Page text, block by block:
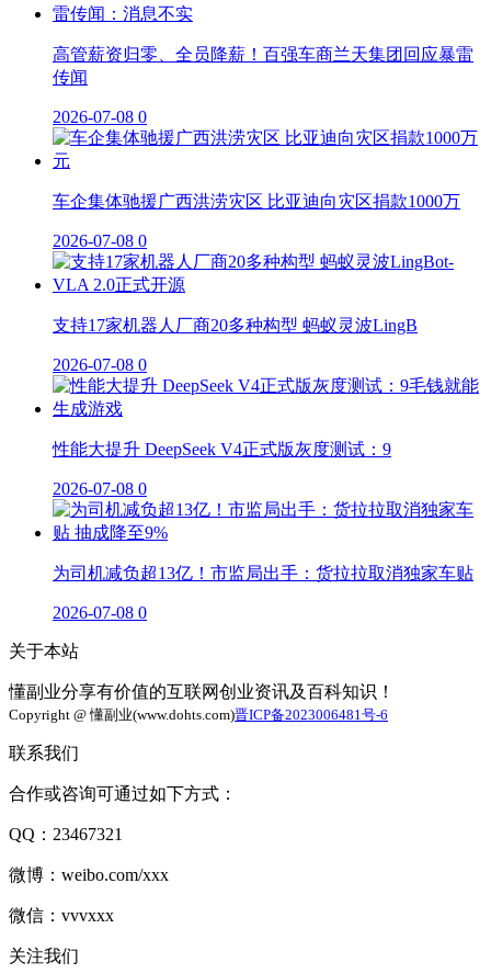
高管薪资归零、全员降薪！百强车商兰天集团回应暴雷
传闻
2026-07-08 0
车企集体驰援广西洪涝灾区 比亚迪向灾区捐款1000万
2026-07-08 0
支持17家机器人厂商20多种构型 蚂蚁灵波LingB
2026-07-08 0
性能大提升 DeepSeek V4正式版灰度测试：9
2026-07-08 0
为司机减负超13亿！市监局出手：货拉拉取消独家车贴
2026-07-08 0
关于本站
懂副业分享有价值的互联网创业资讯及百科知识！
Copyright @ 懂副业(www.dohts.com)晋ICP备2023006481号-6
联系我们
合作或咨询可通过如下方式：
QQ：23467321
微博：weibo.com/xxx
微信：vvvxxx
关注我们